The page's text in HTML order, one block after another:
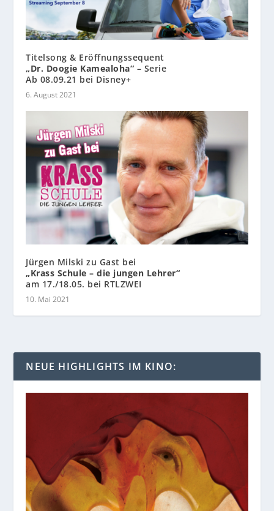
Titelsong & Eröffnungssequent
„Dr. Doogie Kamealoha“ – Serie
Ab 08.09.21 bei Disney+
6. August 2021
Jürgen Milski zu Gast bei
„Krass Schule – die jungen Lehrer“
am 17./18.05. bei RTLZWEI
10. Mai 2021
NEUE HIGHLIGHTS IM KINO: